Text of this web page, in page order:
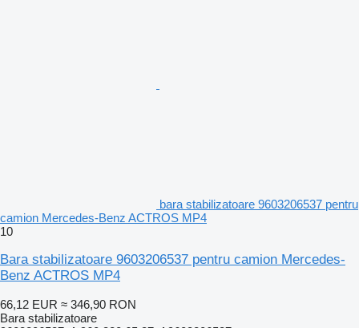
bara stabilizatoare 9603206537 pentru
camion Mercedes-Benz ACTROS MP4
10
Bara stabilizatoare 9603206537 pentru camion Mercedes-
Benz ACTROS MP4
66,12 EUR ≈ 346,90 RON
Bara stabilizatoare